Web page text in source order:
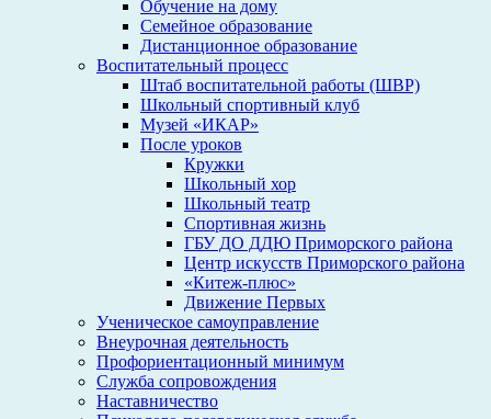
Обучение на дому
Семейное образование
Дистанционное образование
Воспитательный процесс
Штаб воспитательной работы (ШВР)
Школьный спортивный клуб
Музей «ИКАР»
После уроков
Кружки
Школьный хор
Школьный театр
Спортивная жизнь
ГБУ ДО ДДЮ Приморского района
Центр искусств Приморского района
«Китеж-плюс»
Движение Первых
Ученическое самоуправление
Внеурочная деятельность
Профориентационный минимум
Служба сопровождения
Наставничество